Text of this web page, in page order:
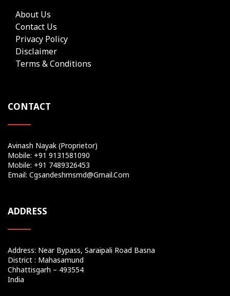
About Us
Contact Us
Privacy Policy
Disclaimer
Terms & Conditions
CONTACT
Avinash Nayak (Proprietor)
Mobile: +91 9131581090
Mobile: +91 7489326453
Email: Cgsandeshmsmd@gmail.com
ADDRESS
Address: Near Bypass, Saraipali Road Basna
District : Mahasamund
Chhattisgarh – 493554
India